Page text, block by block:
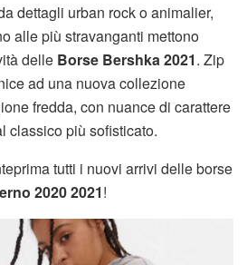
dettagli urban rock o animalier,
alle più stravanganti mettono
delle Borse Bershka 2021. Zip
ad una nuova collezione
fredda, con nuance di carattere
classico più sofisticato.
tutti i nuovi arrivi delle borse
2020 2021!